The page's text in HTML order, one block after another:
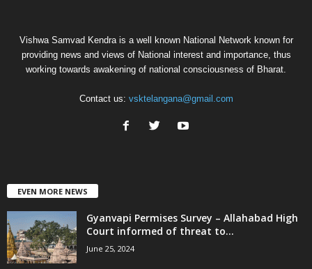
Vishwa Samvad Kendra is a well known National Network known for
providing news and views of National interest and importance, thus
working towards awakening of national consciousness of Bharat.
Contact us: vsktelangana@gmail.com
EVEN MORE NEWS
Gyanvapi Permises Survey – Allahabad High
Court informed of threat to...
June 25, 2024